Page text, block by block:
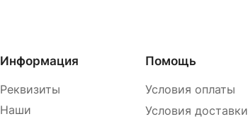
Информация
Реквизиты
Наши
Помощь
Условия оплаты
Условия доставки